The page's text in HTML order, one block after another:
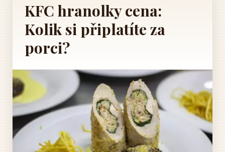
KFC hranolky cena:
Kolik si připlatíte za
porci?